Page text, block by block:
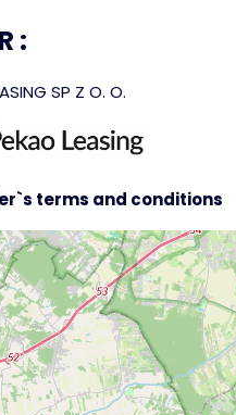
:
SP Z O. O.
terms and conditions